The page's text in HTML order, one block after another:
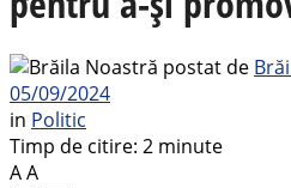
postat de
05/09/2024
in Politic
Timp de citire: 2 minute
AA